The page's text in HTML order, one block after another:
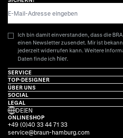
Ich bin damit einverstanden, dass die
einen Newsletter zusendet. Mir ist
jederzeit widerrufen kann. Weitere
Daten finde ich hier.
SERVICE
TOP-DESIGNER
ÜBER UNS
SOCIAL
LEGAL
DE|EN
ONLINESHOP
+49 (0)40 33 44 71 33
service@braun-hamburg.com